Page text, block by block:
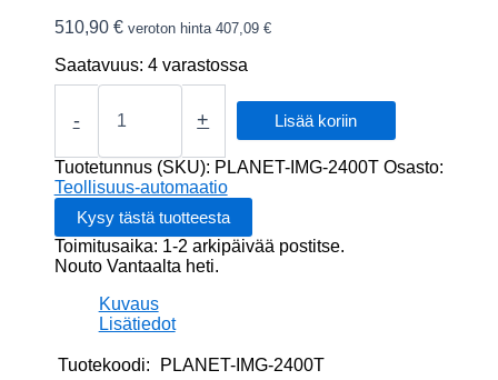
510,90 € veroton hinta 407,09 €
Saatavuus: 4 varastossa
-
PLANET
232/422/485,
RJ45
Device
Server
IP30
Modbus
Gateway,
määrä
+ Lisää koriin
Tuotetunnus (SKU): PLANET-IMG-2400T Osasto:
Teollisuus-automaatio
Toimitusaika: 1-2 arkipäivää postitse.
Nouto Vantaalta heti.
Kuvaus
Lisätiedot
Tuotekoodi:
PLANET-IMG-2400T